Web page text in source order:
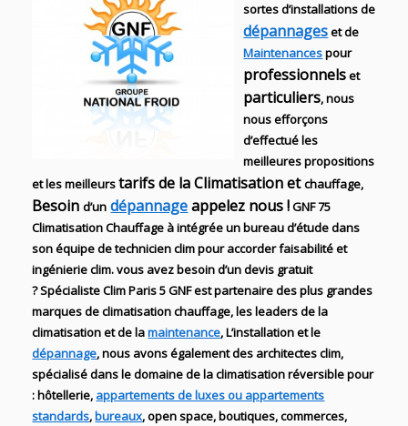
sortes d’installationsde
dépannageset de
Maintenancespour
professionnelset
particuliers, nous
nous efforçons
d’effectué les
meilleures propositions
et les meilleurstarifs de la Climatisation etchauffage,
Besoind’un dépannageappelez nous !GNF 75
Climatisation Chauffage à intégrée un bureau d’étude dans
son équipe de technicienclimpour accorder faisabilité et
ingénierieclim. vous avez besoin d’un devis gratuit
?Spécialiste Clim Paris 5 GNFest partenaire des plus grandes
marques declimatisation chauffage, les leadersde la
climatisation et de lamaintenance, L’installationet le
dépannage, nous avons également des architectes clim,
spécialisé dans le domaine de laclimatisation réversiblepour
: hôtellerie, appartements de luxes ou appartements
standards, bureaux, open space, boutiques, commerces,